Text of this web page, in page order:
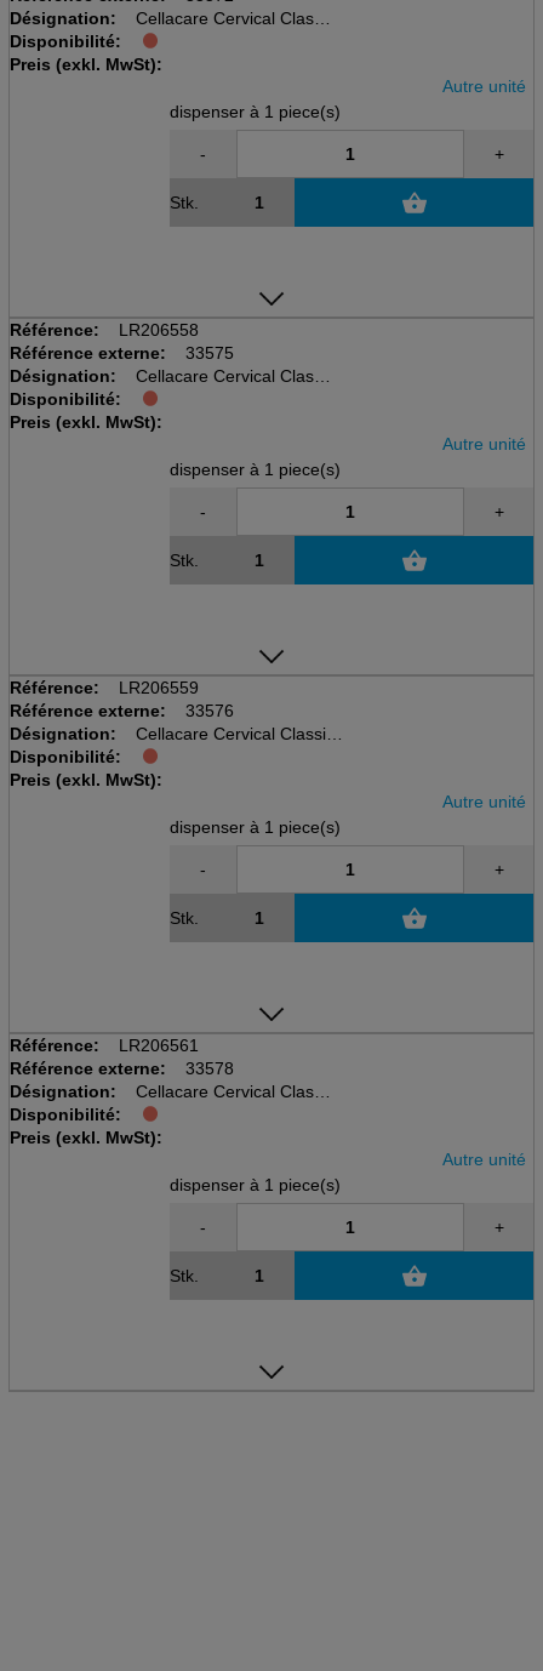
Désignation:
Cellacare Cervical Classic
disp à 1 pcs, taille 1, 11cm
Tour de cou 28-34cm
Disponibilité:
Preis (exkl. MwSt):
Autre unité
dispenser à 1 piece(s)
- +
Stk.
Référence:
LR206558
Référence externe:
33575
Désignation:
Cellacare Cervical Classic
disp à 1 pcs, taille 2, 11cm
Tour de cou 34-42cm
Disponibilité:
Preis (exkl. MwSt):
Autre unité
dispenser à 1 piece(s)
- +
Stk.
Référence:
LR206559
Référence externe:
33576
Désignation:
Cellacare Cervical Classic
disp à 1 pcs, taille 3, 7.5cm
Tour de cou 42-50cm
Disponibilité:
Preis (exkl. MwSt):
Autre unité
dispenser à 1 piece(s)
- +
Stk.
Référence:
LR206561
Référence externe:
33578
Désignation:
Cellacare Cervical Classic
disp à 1 pcs, taille 3, 11cm
Tour de cou 42-50cm
Disponibilité:
Preis (exkl. MwSt):
Autre unité
dispenser à 1 piece(s)
- +
Stk.